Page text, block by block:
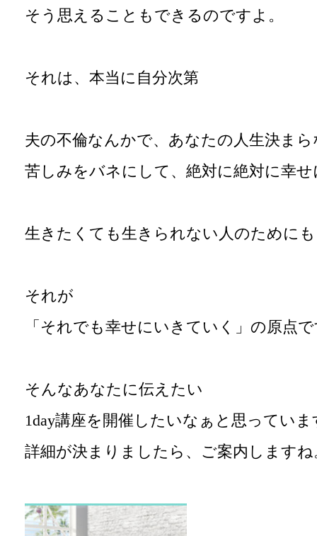
そう思えることもできるのですよ。
それは、本当に自分次第
夫の不倫なんかで、あなたの人生決ま
苦しみをバネにして、絶対に絶対に幸
生きたくても生きられない人のために
それが
「それでも幸せにいきていく」の原点
そんなあなたに伝えたい
1day講座を開催したいなぁと思っていま
詳細が決まりましたら、ご案内しますね